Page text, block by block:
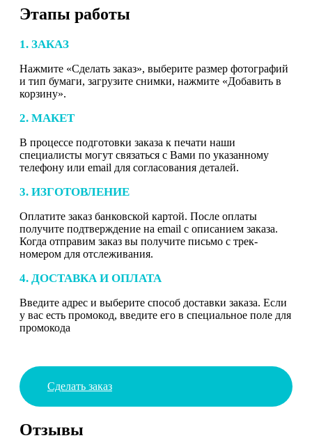
Этапы работы
1. ЗАКАЗ
Нажмите «Сделать заказ», выберите размер фотографий
и тип бумаги, загрузите снимки, нажмите «Добавить в
корзину».
2. МАКЕТ
В процессе подготовки заказа к печати наши
специалисты могут связаться с Вами по указанному
телефону или email для согласования деталей.
3. ИЗГОТОВЛЕНИЕ
Оплатите заказ банковской картой. После оплаты
получите подтверждение на email с описанием заказа.
Когда отправим заказ вы получите письмо с трек-
номером для отслеживания.
4. ДОСТАВКА И ОПЛАТА
Введите адрес и выберите способ доставки заказа. Если
у вас есть промокод, введите его в специальное поле для
промокода
Сделать заказ
Отзывы